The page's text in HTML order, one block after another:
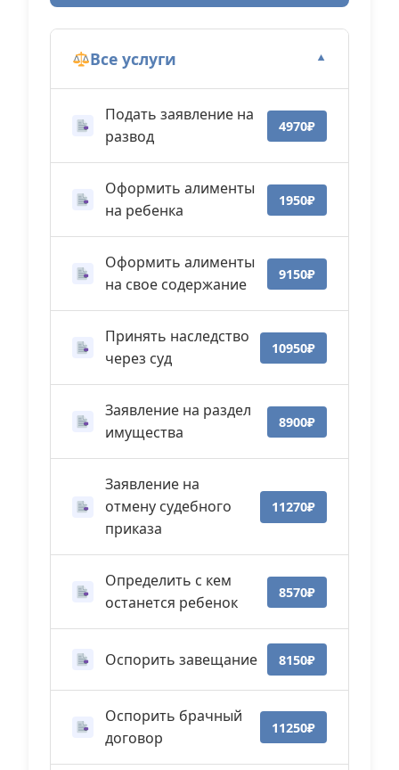
Все услуги ▼
Подать заявление на
развод
4970₽
Оформить алименты
на ребенка
1950₽
Оформить алименты
на свое содержание
9150₽
Принять наследство
через суд
10950₽
Заявление на раздел
имущества
8900₽
Заявление на
отмену судебного
приказа
11270₽
Определить с кем
останется ребенок
8570₽
Оспорить завещание 8150₽
Оспорить брачный
договор
11250₽